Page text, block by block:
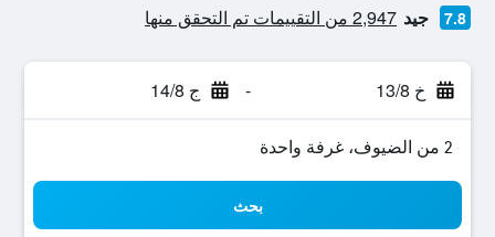
7.8 جيد 2,947 من التقييمات تم التحقق منها
خ 13/8 - ج 14/8
2 من الضيوف، غرفة واحدة
بحث